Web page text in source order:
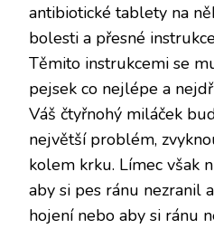
antibiotické tablety na
bolesti a přesné
Těmito instrukcemi se
pejsek co nejlépe a
Váš čtyřnohý miláček
největší problém,
kolem krku. Límec však
aby si pes ránu nezranil
hojení nebo aby si ránu